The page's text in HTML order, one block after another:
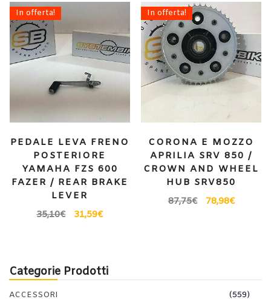
In offerta!
PEDALE LEVA FRENO
POSTERIORE
YAMAHA FZS 600
FAZER / REAR BRAKE
LEVER
35,10€ 31,59€
In offerta!
CORONA E MOZZO
APRILIA SRV 850 /
CROWN AND WHEEL
HUB SRV850
87,75€ 78,98€
Categorie Prodotti
ACCESSORI
(559)